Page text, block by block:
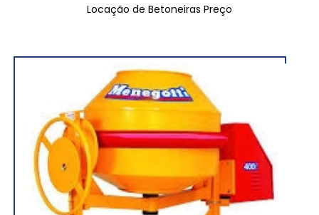
Locação de Betoneiras Preço